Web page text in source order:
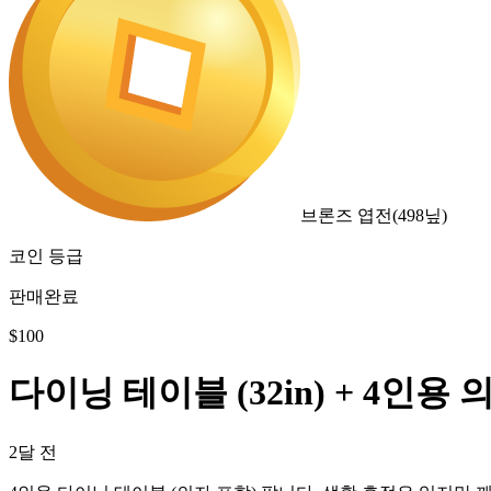
브론즈 엽전(498닢)
코인 등급
판매완료
$100
다이닝 테이블 (32in) + 4인용
2달 전